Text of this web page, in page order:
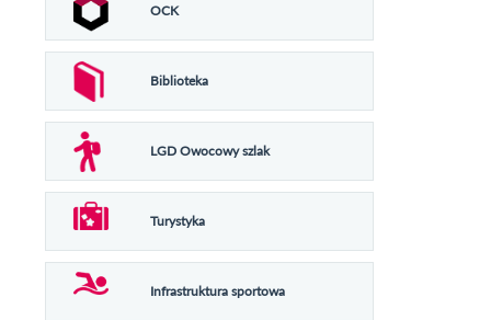
OCK
Biblioteka
LGD Owocowy szlak
Turystyka
Infrastruktura sportowa